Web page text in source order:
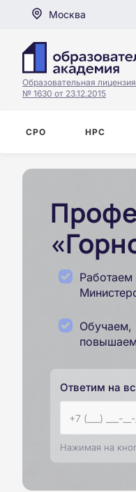
Москва
Образовательная лицензия
№ 1630 от 23.12.2015
СРО НРС
Работаем
Обучаем,
Ответим на
Нажимая на